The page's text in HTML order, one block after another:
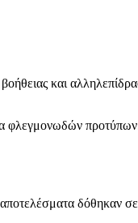
και
φλεγμονωδών
δόθηκαν